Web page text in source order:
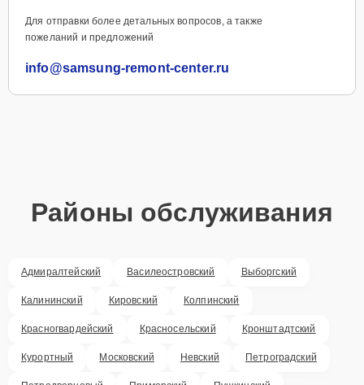
Для отправки более детальных вопросов, а также
пожеланий и предложений
info@samsung-remont-center.ru
Районы обслуживания
Адмиралтейский Василеостровский Выборгский
Калининский Кировский Колпинский
Красногвардейский Красносельский Кронштадтский
Курортный Московский Невский Петроградский